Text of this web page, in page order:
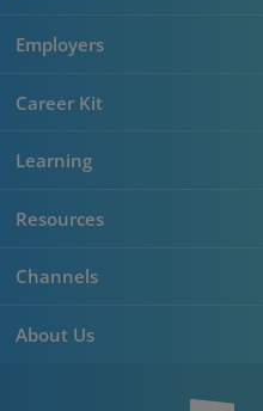
Employers
Career Kit
Learning
Resources
Channels
About Us